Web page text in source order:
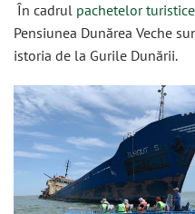
În cadrul pachetelor
Pensiunea Dunărea Veche
istoria de la Gurile Dunării.